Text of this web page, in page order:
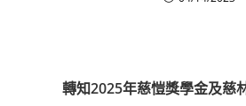
轉知2025年慈愷獎學金及慈